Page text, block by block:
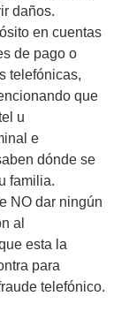
daños.
en cuentas
de pago o
telefónicas,
que
u
e
dónde se
familia.
NO dar ningún
al
esta la
para
telefónico.